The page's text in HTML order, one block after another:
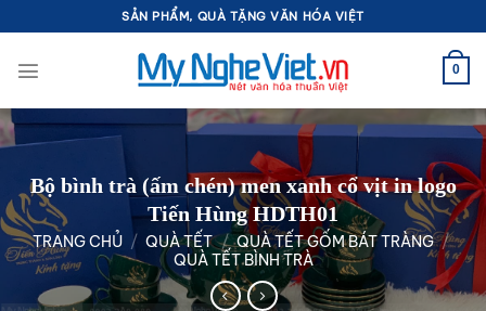
qua
nội
SẢN PHẨM, QUÀ TẶNG VĂN HÓA VIỆT
0
Bộ bình trà (ấm chén) men xanh cổ vịt in logo
Tiến Hùng HDTH01
TRANG CHỦ / QUÀ TẾT / QUÀ TẾT GỐM BÁT TRÀNG /
QUÀ TẾT BÌNH TRÀ